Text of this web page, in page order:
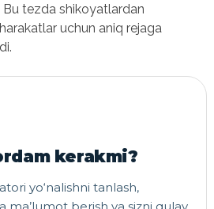
tezda shikoyatlardan
uchun aniq rejaga
kerakmi?
yo‘nalishni tanlash,